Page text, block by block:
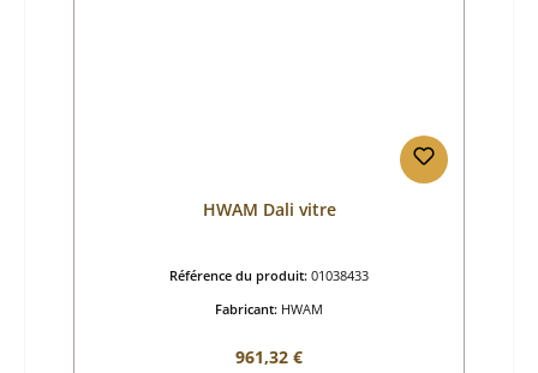
HWAM Dali vitre
Référence du produit: 01038433
Fabricant: HWAM
Prix régulier :
961,32 €